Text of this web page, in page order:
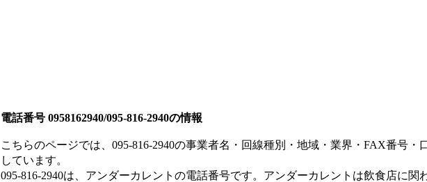
電話番号 0958162940/095-816-2940の情報
こちらのページでは、 095-816-2940の事業者名・回線種別・地域・業界・FAX番号・
しています。
095-816-2940は、 アンダーカレント の電話番号です。 アンダーカレントは飲食店に関